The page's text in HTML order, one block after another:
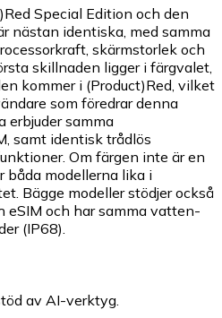
Special Edition och den
nästan identiska, med samma
skärmstorlek och
skillnaden ligger i färgvalet,
kommer i (Product)Red, vilket
som föredrar denna
erbjuder samma
samt identisk trådlös
Om färgen inte är en
båda modellerna lika i
Bägge modeller stödjer också
eSIM och har samma vatten-
(IP68).
av AI-verktyg.